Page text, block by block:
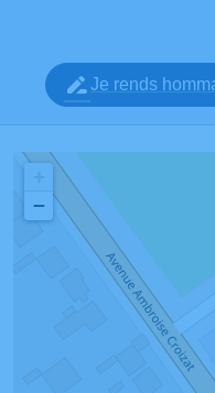
Je rends
−